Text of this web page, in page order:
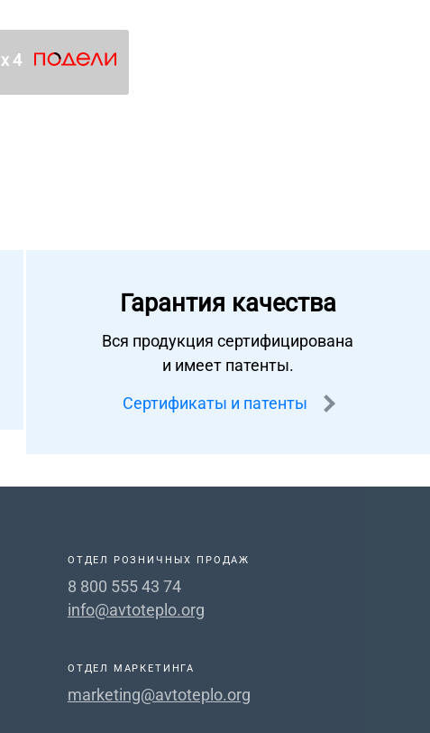
4
Гарантия качества
Вся продукция сертифицирована
и имеет патенты.
Сертификаты и патенты
ОТДЕЛ РОЗНИЧНЫХ ПРОДАЖ
8 800 555 43 74
info@avtoteplo.org
ОТДЕЛ МАРКЕТИНГА
marketing@avtoteplo.org